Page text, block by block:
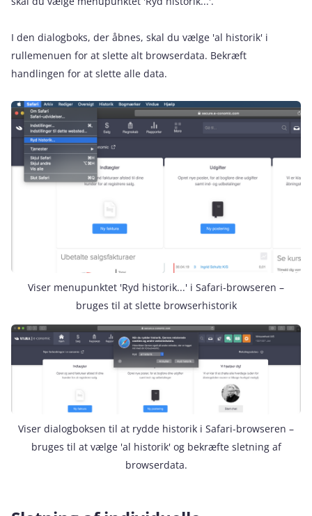
I den dialogboks, der åbnes, skal du vælge 'al historik' i
rullemenuen for at slette alt browserdata. Bekræft
handlingen for at slette alle data.
Viser menupunktet 'Ryd historik...' i Safari-browseren –
bruges til at slette browserhistorik
Viser dialogboksen til at rydde historik i Safari-browseren –
bruges til at vælge 'al historik' og bekræfte sletning af
browserdata.